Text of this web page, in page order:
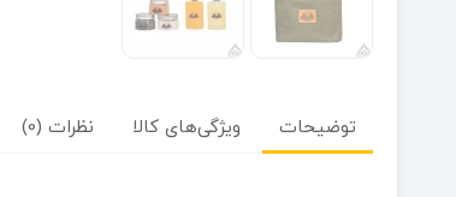
توضیحات ویژگی‌های کالا نظرات (0)